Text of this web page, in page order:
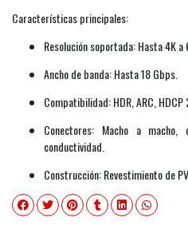
Características principales:
Resolución soportada: Hasta 4K a
Ancho de banda: Hasta 18 Gbps.
Compatibilidad: HDR, ARC, HDCP
Conectores: Macho a
conductividad.
Construcción: Revestimiento de